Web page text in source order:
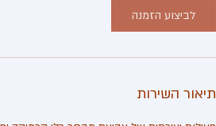
לביצוע הזמנה
תיאור השירות